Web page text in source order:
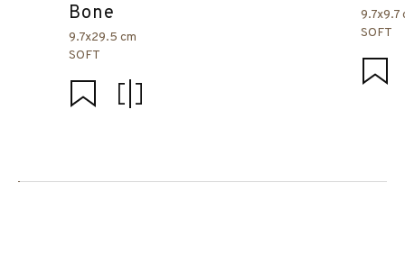
Bone
9.7x29.5 cm
SOFT
9.7x9.7
SOFT